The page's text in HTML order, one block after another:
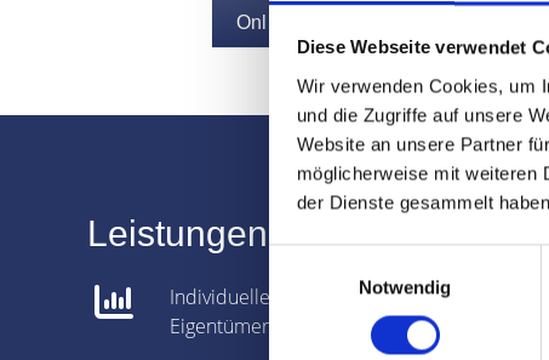
Diese Webseite verwendet
Wir verwenden Cookies, um
und die Zugriffe auf unsere
Website an unsere Partner
möglicherweise mit weiteren
der Dienste gesammelt
Notwendig
Online-Bewertung Kauf- und
Leistungen für Immobilien-
Individuelle Analyse gemeinsam mit dem
Eigentümer